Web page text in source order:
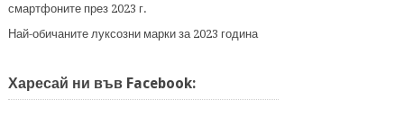
смартфоните през 2023 г.
Най-обичаните луксозни марки за 2023 година
Харесай ни във Facebook: